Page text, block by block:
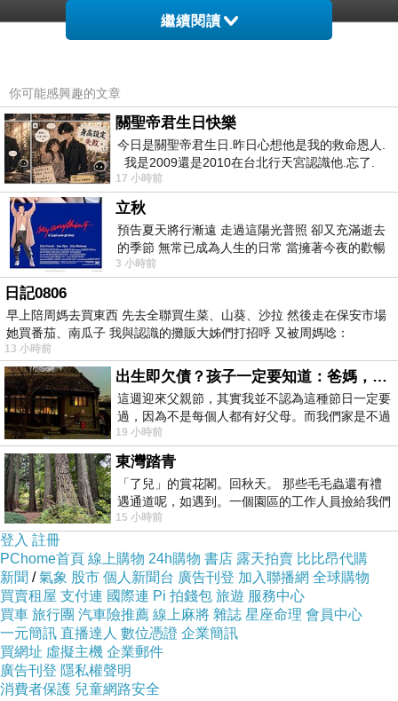
不想有名字
2014-07-07 18:09:07
寫得不錯啦...
版主回應
是阿悸不嫌棄^^
繼續閱讀
你可能感興趣的文章
關聖帝君生日快樂
今日是關聖帝君生日.昨日心想他是我的救命恩人.
我是2009還是2010在台北行天宮認識他.忘了.
一個奇摩交友的網友學
17 小時前
立秋
預告夏天將行漸遠 走過這陽光普照 卻又充滿逝去
的季節 無常已成為人生的日常 當擁著今夜的歡暢
舒心 轉眼驟成昨日 而明晨 太陽
3 小時前
日記0806
早上陪周媽去買東西 先去全聯買生菜、山葵、沙拉 然後走在保安市場
她買番茄、南瓜子 我與認識的攤販大姊們打招呼 又被周媽唸：
13 小時前
出生即欠債？孩子一定要知道：爸媽，其實我不欠你們
這週迎來父親節，其實我並不認為這種節日一定要
過，因為不是每個人都有好父母。而我們家是不過
節的，平時也沒什麼儀式感，生活趨近冷
19 小時前
東灣踏青
「了兒」的賞花閣。回秋天。 那些毛毛蟲還有禮
遇通道呢，如遇到。一個園區的工作人員撿給我們
細賞。
15 小時前
登入 註冊
PChome首頁 線上購物 24h購物 書店 露天拍賣 比比昂代購
新聞 /氣象 股市 個人新聞台 廣告刊登 加入聯播網 全球購物
買賣租屋 支付連 國際連 Pi 拍錢包 旅遊 服務中心
買車 旅行團 汽車險推薦 線上麻將 雜誌 星座命理 會員中心
一元簡訊 直播達人 數位憑證 企業簡訊
買網址 虛擬主機 企業郵件
廣告刊登 隱私權聲明
消費者保護 兒童網路安全